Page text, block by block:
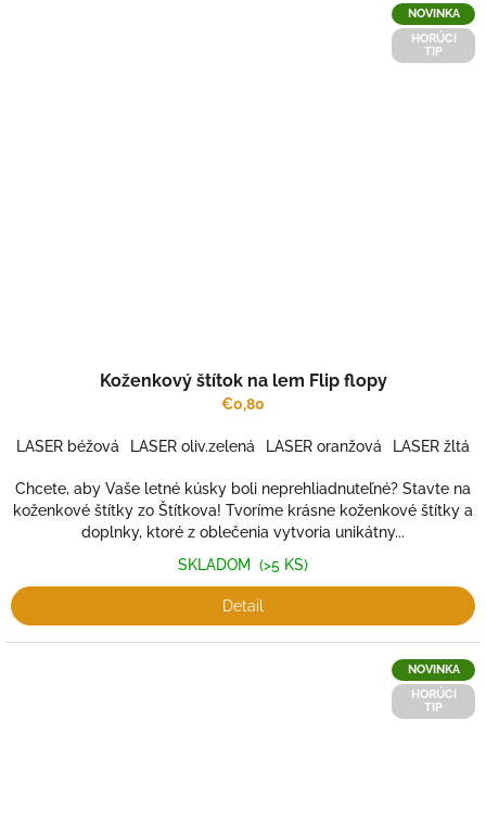
NOVINKA
HORÚCI
TIP
Koženkový štítok na lem Flip flopy
€0,80
LASER béžová LASER oliv.zelená LASER oranžová LASER žltá
Chcete, aby Vaše letné kúsky boli neprehliadnuteľné? Stavte na
koženkové štítky zo Štítkova! Tvoríme krásne koženkové štítky a
doplnky, ktoré z oblečenia vytvoria unikátny...
SKLADOM (>5 KS)
Detail
NOVINKA
HORÚCI
TIP